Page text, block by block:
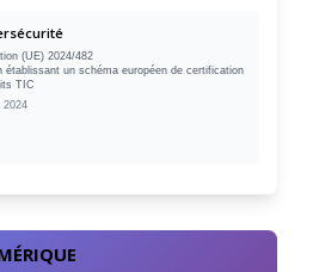
(UE) 2024/482
établissant un schéma européen de certification
TIC
2024